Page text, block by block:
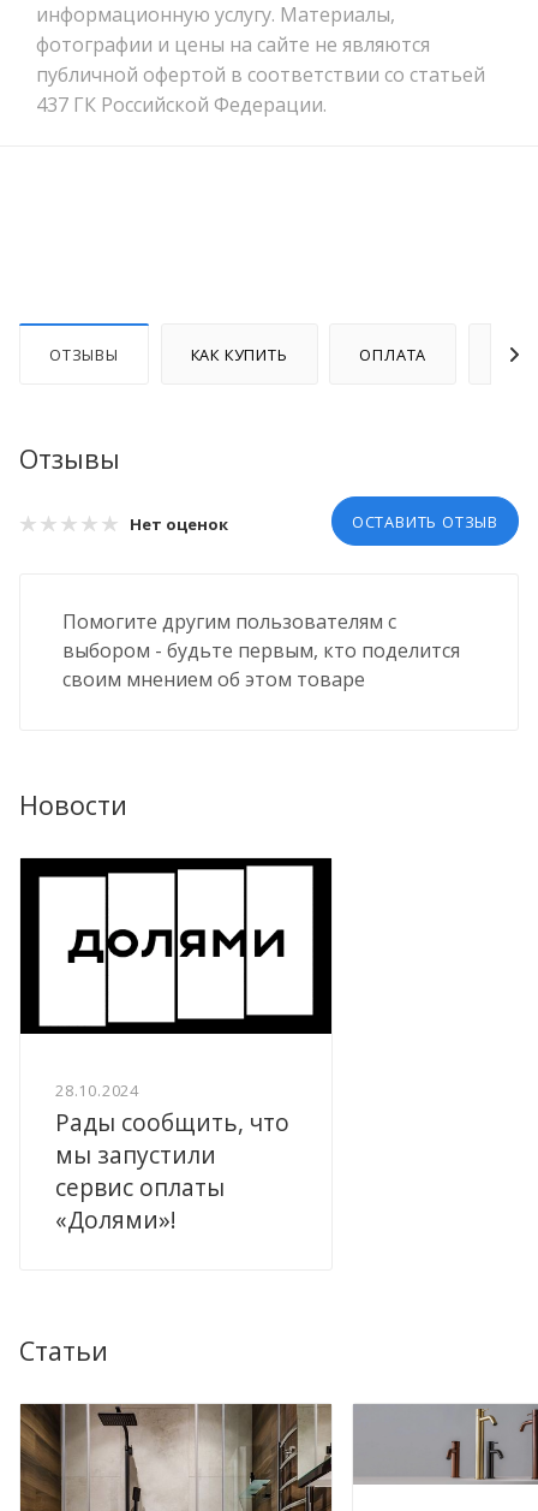
информационную услугу. Материалы,
фотографии и цены на сайте не являются
публичной офертой в соответствии со статьей
437 ГК Российской Федерации.
ОТЗЫВЫ КАК КУПИТЬ ОПЛАТА
Отзывы
Нет оценок ОСТАВИТЬ ОТЗЫВ
Помогите другим пользователям с
выбором - будьте первым, кто поделится
своим мнением об этом товаре
Новости
28.10.2024
Рады сообщить, что
мы запустили
сервис оплаты
«Долями»!
Статьи